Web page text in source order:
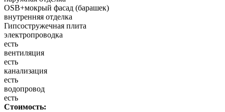
OSB+мокрый фасад (барашек)
внутренняя отделка
Гипсостружечная плита
электропроводка
есть
вентиляция
есть
канализация
есть
водопровод
есть
Стоимость: